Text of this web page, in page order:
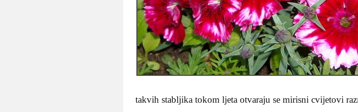
takvih stabljika tokom ljeta otvaraju se mirisni cvijetovi